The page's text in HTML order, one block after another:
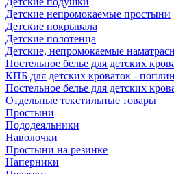
Детские непромокаемые простыни
Детские покрывала
Детские полотенца
Детские, непромокаемые
Постельное белье для детских
КПБ для детских кроваток - поплин
Постельное белье для детских
Отдельные текстильные товары
Простыни
Пододеяльники
Наволочки
Простыни на резинке
Наперники